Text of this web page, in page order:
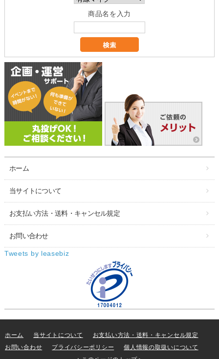
商品名を入力
ホーム
当サイトについて
お支払い方法・送料・キャンセル規定
お問い合わせ
Tweets by leasebiz
ホーム 当サイトについて
お支払い方法・送料・キャンセル規定
お問い合わせ
プライバシーポリシー
個人情報の取扱いについて